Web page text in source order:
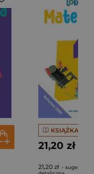
KSIĄŻKA
21,20 zł
21,20 zł -